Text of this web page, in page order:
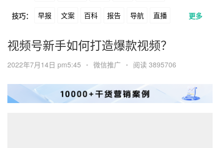
酒旅 母婴 宠物 文娱 跨境 科技
广告 元宇宙 房地产
公众号 B站 小红书 头条 知乎
Soul 360 百度 搜狗 爱奇艺 美柚
美图 最右 神马 谷歌 Facebook
Tiktok YouTube Yahoo Bing
技巧： 早报 文案 百科 报告 导航 直播
卖货 脚本 话术 电商 私域 社群
涨粉 广告 推广 方案 策划 案例
数据 拉新 活动 用户 海外
更多
视频号新手如何打造爆款视频？
2022年7月14日 pm5:45 • 微信推广 • 阅读 3895706